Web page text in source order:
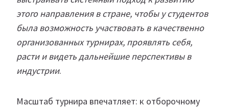
этого направления в стране, чтобы у студентов
была возможность участвовать в качественно
организованных турнирах, проявлять себя,
расти и видеть дальнейшие перспективы в
индустрии.
Масштаб турнира впечатляет: к отборочному